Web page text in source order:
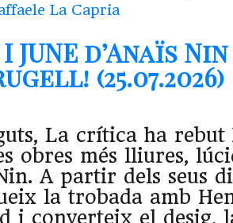
La Capria
I JUNE d’Anaïs
(25.07.2026)
La crítica ha rebut
obres més lliures,
A partir dels seus
la trobada amb
i converteix el desig,